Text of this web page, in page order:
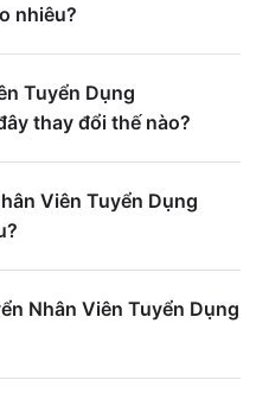
nhiêu?
Tuyển Dụng
thay đổi thế nào?
Viên Tuyển Dụng
Nhân Viên Tuyển Dụng